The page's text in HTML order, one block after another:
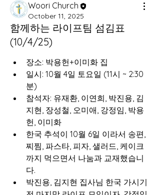
Woori Church
October 11, 2025
함께하는 라이프팀 섬김표
(10/4/25)
장소: 박용헌+이미화 집
일시: 10월 4일 토요일 (11시 ~ 2:30
분)
참석자: 유재환, 이연희, 박진용, 김
지현, 장성철, 오미애, 강정임, 박용
헌, 이미화
한국 추석이 10월 6일 이라서 송편,
찌찜, 파스타, 피자, 샐러드, 케이크
까지 먹으면서 나눔과 교재했습니
다.
박진용, 김지현 집사님 한국 가시기